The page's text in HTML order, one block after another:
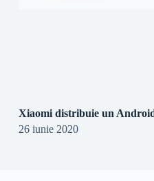
Xiaomi distribuie un
26 iunie 2020